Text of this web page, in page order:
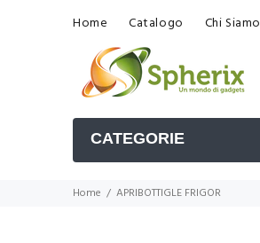
Home Catalogo Chi Siamo
CATEGORIE
Home APRIBOTTIGLE FRIGOR